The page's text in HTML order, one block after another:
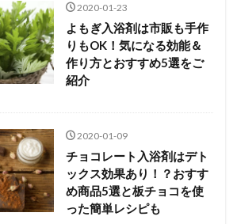
2020-01-23
よもぎ入浴剤は市販も手作
りもOK！気になる効能＆
作り方とおすすめ5選をご
紹介
2020-01-09
チョコレート入浴剤はデト
ックス効果あり！？おすす
め商品5選と板チョコを使
った簡単レシピも